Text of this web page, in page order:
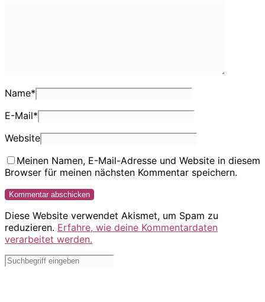
Name*
E-Mail*
Website
Meinen Namen, E-Mail-Adresse und Website in diesem
Browser für meinen nächsten Kommentar speichern.
Diese Website verwendet Akismet, um Spam zu
reduzieren. Erfahre, wie deine Kommentardaten
verarbeitet werden.